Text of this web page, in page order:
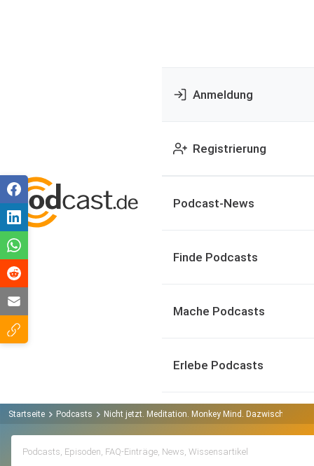
Anmeldung
Registrierung
Podcast-News
Finde Podcasts
Mache Podcasts
Erlebe Podcasts
Startseite Podcasts Nicht jetzt. Meditation. Monkey Mind. Dazwischen das